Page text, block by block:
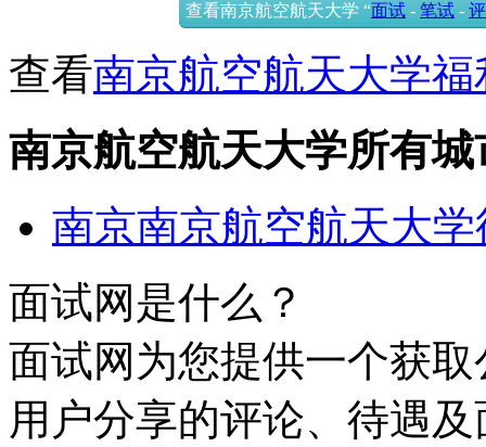
查看南京航空航天大学 “面试 - 笔试 -
查看南京航空航天大学福
南京航空航天大学所有
南京南京航空航天大学
面试网是什么？
面试网为您提供一个获
用户分享的评论、待遇